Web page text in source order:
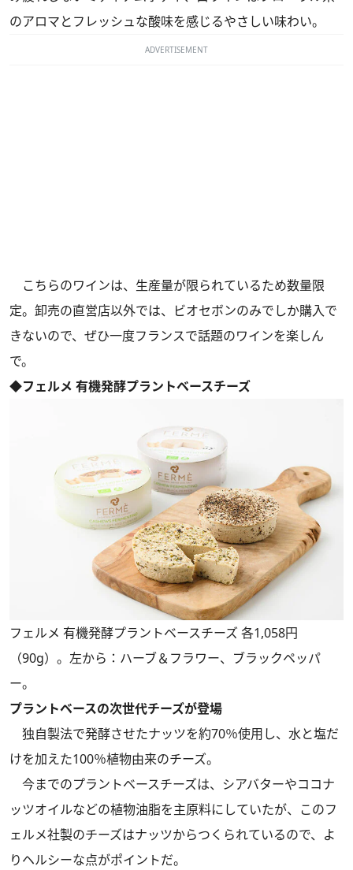
のアロマとフレッシュな酸味を感じるやさしい味わい。
ADVERTISEMENT
こちらのワインは、生産量が限られているため数量限
定。卸売の直営店以外では、ビオセボンのみでしか購入で
きないので、ぜひ一度フランスで話題のワインを楽しん
で。
◆フェルメ 有機発酵プラントベースチーズ
フェルメ 有機発酵プラントベースチーズ 各1,058円
（90g）。左から：ハーブ＆フラワー、ブラックペッパ
ー。
プラントベースの次世代チーズが登場
独自製法で発酵させたナッツを約70％使用し、水と塩だ
けを加えた100％植物由来のチーズ。
今までのプラントベースチーズは、シアバターやココナ
ッツオイルなどの植物油脂を主原料にしていたが、このフ
ェルメ社製のチーズはナッツからつくられているので、よ
りヘルシーな点がポイントだ。